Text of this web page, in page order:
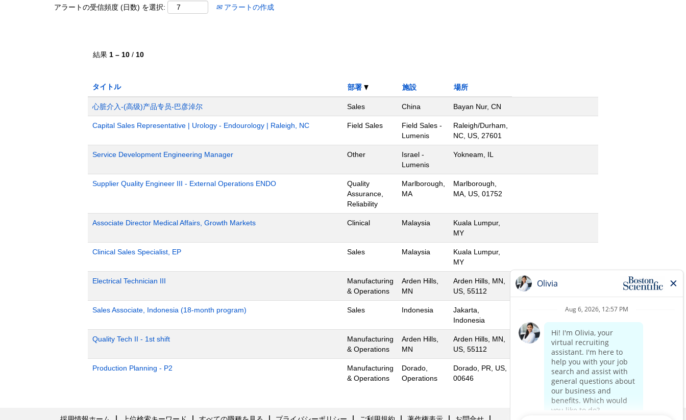
アラートの受信頻度 (日数) を選択: アラートの作成
結果 1 – 10 / 10
タイトル 部署 施設 場所
心脏介入-(高级)产品专员-巴彦淖尔 Sales China Bayan Nur, CN
Capital Sales Representative | Urology - Endourology | Raleigh, NC Field Sales
Field Sales -
Lumenis
Raleigh/Durham,
NC, US, 27601
Service Development Engineering Manager Other
Israel -
Lumenis
Yokneam, IL
Supplier Quality Engineer III - External Operations ENDO
Quality
Assurance,
Reliability
Marlborough,
MA
Marlborough,
MA, US, 01752
Associate Director Medical Affairs, Growth Markets Clinical Malaysia
Kuala Lumpur,
MY
Clinical Sales Specialist, EP Sales Malaysia
Kuala Lumpur,
MY
Electrical Technician III
Manufacturing
& Operations
Arden Hills,
MN
Arden Hills, MN,
US, 55112
Sales Associate, Indonesia (18-month program) Sales Indonesia
Jakarta,
Indonesia
Quality Tech II - 1st shift
Manufacturing
& Operations
Arden Hills,
MN
Arden Hills, MN,
US, 55112
Production Planning - P2
Manufacturing
& Operations
Dorado,
Operations
Dorado, PR, US,
00646